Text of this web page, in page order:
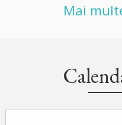
Mai